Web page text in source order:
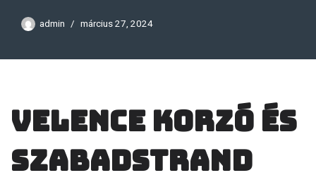
admin március 27, 2024
Velence Korzó és
szabadstrand